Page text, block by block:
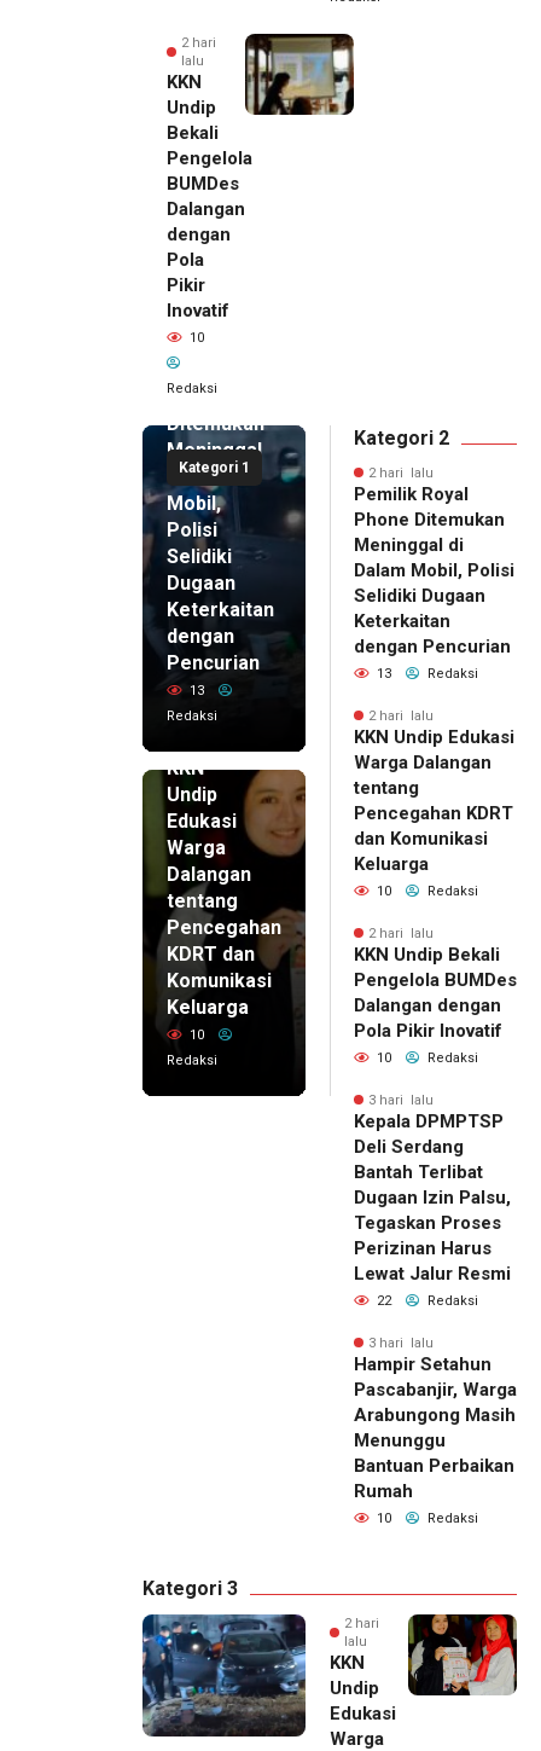
2 hari
lalu
KKN
Undip
Bekali
Pengelola
BUMDes
Dalangan
dengan
Pola
Pikir
Inovatif
10
Redaksi
Kategori 1
2 hari lalu
Pemilik
Royal
Phone
Ditemukan
Meninggal
di Dalam
Mobil,
Polisi
Selidiki
Dugaan
Keterkaitan
dengan
Pencurian
13
Redaksi
KKN
Undip
Edukasi
Warga
Dalangan
tentang
Pencegahan
KDRT dan
Komunikasi
Keluarga
10
Redaksi
Kategori 2
2 hari lalu
Pemilik Royal
Phone Ditemukan
Meninggal di
Dalam Mobil, Polisi
Selidiki Dugaan
Keterkaitan
dengan Pencurian
13 Redaksi
2 hari lalu
KKN Undip Edukasi
Warga Dalangan
tentang
Pencegahan KDRT
dan Komunikasi
Keluarga
10 Redaksi
2 hari lalu
KKN Undip Bekali
Pengelola BUMDes
Dalangan dengan
Pola Pikir Inovatif
10 Redaksi
3 hari lalu
Kepala DPMPTSP
Deli Serdang
Bantah Terlibat
Dugaan Izin Palsu,
Tegaskan Proses
Perizinan Harus
Lewat Jalur Resmi
22 Redaksi
3 hari lalu
Hampir Setahun
Pascabanjir, Warga
Arabungong Masih
Menunggu
Bantuan Perbaikan
Rumah
10 Redaksi
Kategori 3
2 hari
lalu
KKN
Undip
Edukasi
Warga